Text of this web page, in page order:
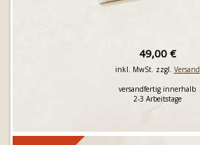
49,00 €
inkl. MwSt. zzgl. Versand
versandfertig innerhalb
2-3 Arbeitstage